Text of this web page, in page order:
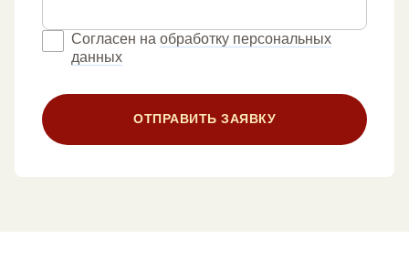
Согласен на обработку персональных
данных
ОТПРАВИТЬ ЗАЯВКУ